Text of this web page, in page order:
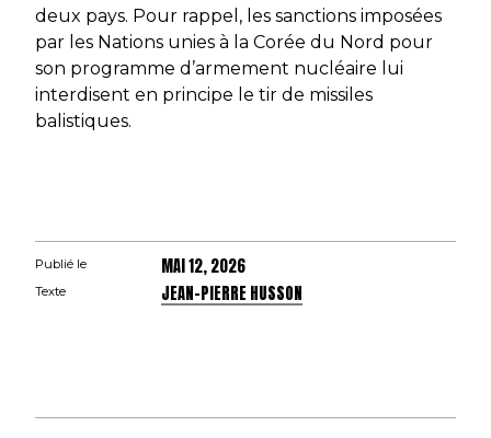
deux pays. Pour rappel, les sanctions imposées
par les Nations unies à la Corée du Nord pour
son programme d’armement nucléaire lui
interdisent en principe le tir de missiles
balistiques.
Publié le MAI 12, 2026
Texte JEAN-PIERRE HUSSON